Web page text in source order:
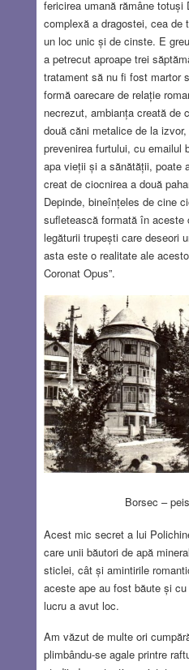
fericirea umană rămâne totuși
complexă a dragostei, cea de
un loc unic și de cinste. E
a petrecut aproape trei
tratament să nu fi fost martor
formă oarecare de relație
necrezut, ambianța creată de
două căni metalice de la
prevenirea furtului, cu emailul
apa vieții și a sănătății, poate
creat de ciocnirea a două
Depinde, bineînțeles de cine
sufletească formată în aceste
legăturii trupești care deseori
asta este o realitate ale
Coronat Opus”.
Borsec –
Acest mic secret a lui
care unii băutori de apă
sticlei, cât și amintirile
aceste ape au fost băute și
lucru a avut loc.
Am văzut de multe ori
plimbându-se agale printre